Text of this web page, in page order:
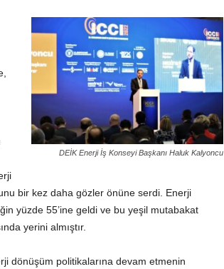
DEİK Enerji İş Konseyi Başkanı Haluk Kalyoncu
bir kez daha gözler önüne serdi. Enerji
yüzde 55’ine geldi ve bu yeşil mutabakat
yerini almıştır.
dönüşüm politikalarına devam etmenin